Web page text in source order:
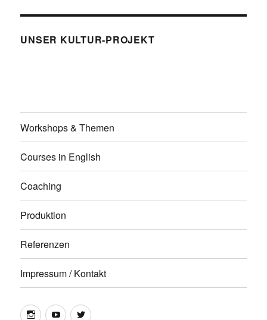
UNSER KULTUR-PROJEKT
Workshops & Themen
Courses in English
Coaching
Produktion
Referenzen
Impressum / Kontakt
Insta YouTubetwitter